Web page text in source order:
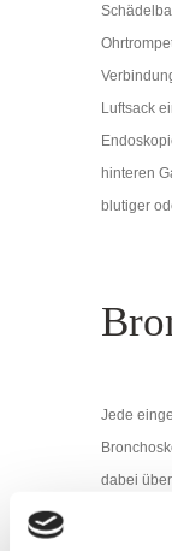
Luftsack
hinteren
blutiger
Jede
dabei